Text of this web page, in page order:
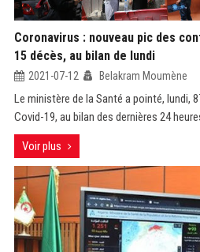
Coronavirus : nouveau pic des
15 décès, au bilan de lundi
2021-07-12 Belakram Moumène
Le ministère de la Santé a pointé, lundi,
Covid-19, au bilan des dernières 24
Voir plus